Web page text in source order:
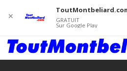
✕ GRATUIT
Sur Google Play